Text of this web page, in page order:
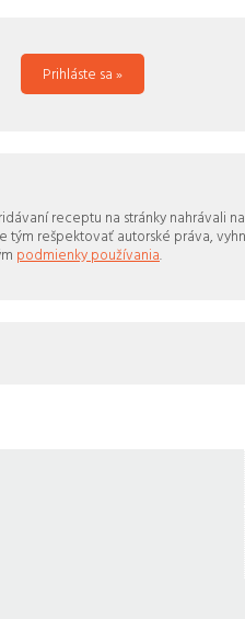
Prihláste sa »
receptu na stránky nahrávali
rešpektovať autorské práva,
podmienky používania.